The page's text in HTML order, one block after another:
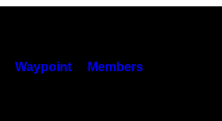
Waypoint Members